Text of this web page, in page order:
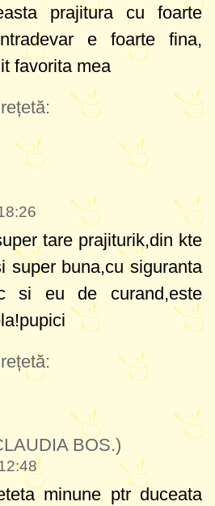
prajitura cu foarte
e foarte fina,
favorita mea
tare prajiturik,din kte
super buna,cu siguranta
si eu de curand,este
BOS.)
minune ptr duceata